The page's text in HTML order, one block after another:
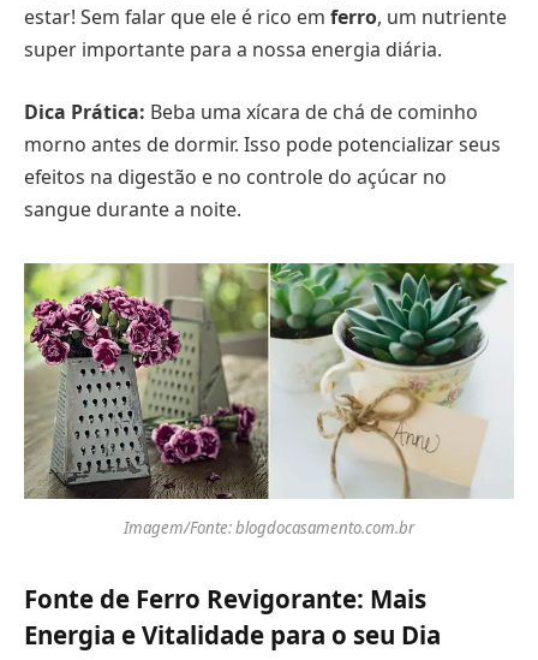
estar! Sem falar que ele é rico em ferro, um nutriente
super importante para a nossa energia diária.
Dica Prática: Beba uma xícara de chá de cominho
morno antes de dormir. Isso pode potencializar seus
efeitos na digestão e no controle do açúcar no
sangue durante a noite.
Imagem/Fonte: blogdocasamento.com.br
Fonte de Ferro Revigorante: Mais
Energia e Vitalidade para o seu Dia